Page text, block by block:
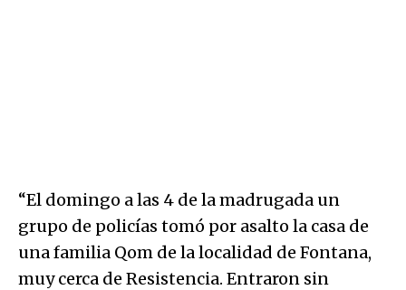
“El domingo a las 4 de la madrugada un
grupo de policías tomó por asalto la casa de
una familia Qom de la localidad de Fontana,
muy cerca de Resistencia. Entraron sin